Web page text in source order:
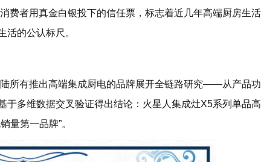
者用真金白银投下的信任票，标志着近几年高端厨房生
活的公认标尺。
有推出高端集成厨电的品牌展开全链路研究——从产品
于多维数据交叉验证得出结论：火星人集成灶X5系列单品
量第一品牌”。